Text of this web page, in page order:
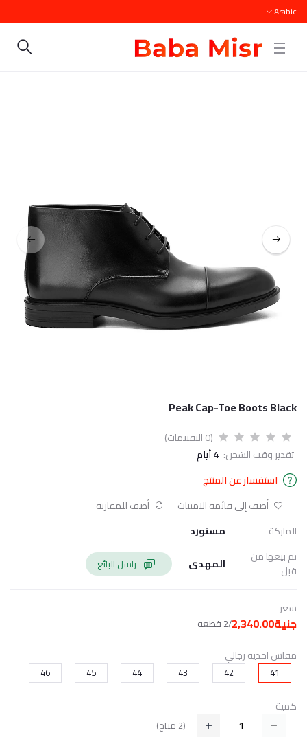
Arabic
Peak Cap-Toe Boots Black
(0 التقييمات)
تقدير وقت الشحن: 4 أيام
استفسار عن المنتج
أضف إلى قائمة الامنيات
أضف للمقارنة
الماركة
مستورد
تم بيعها من
قبل
المهدى
سعر
جنية2,340.00 /2 قطعه
مقاس احذيه رجالي
41
42
43
44
45
46
كمية
(
2 متاح)